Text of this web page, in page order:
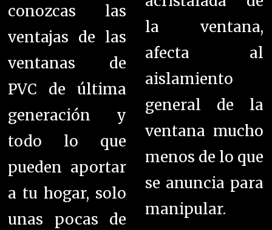
conozcas las
ventajas de las
ventanas de
PVC de última
generación y
todo lo que
pueden aportar
a tu hogar, solo
unas pocas de
la ventana,
afecta al
aislamiento
general de la
ventana mucho
menos de lo que
se anuncia para
manipular.